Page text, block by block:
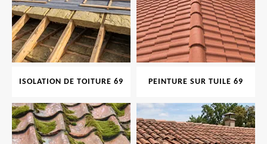
ISOLATION DE TOITURE 69 PEINTURE SUR TUILE 69